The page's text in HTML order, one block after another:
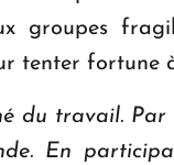
groupes
tenter fortune
du travail. Par
En